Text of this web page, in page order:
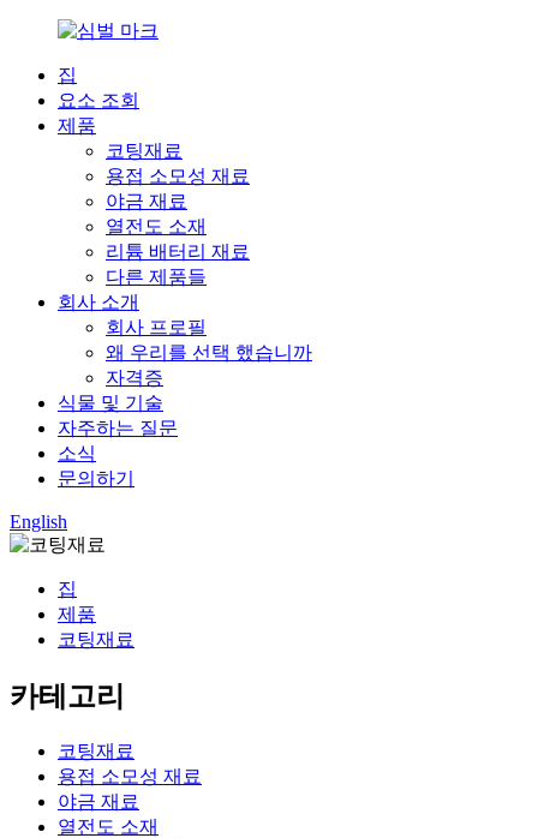
집
요소 조회
제품
코팅재료
용접 소모성 재료
야금 재료
열전도 소재
리튬 배터리 재료
다른 제품들
회사 소개
회사 프로필
왜 우리를 선택 했습니까
자격증
식물 및 기술
자주하는 질문
소식
문의하기
English
집
제품
코팅재료
카테고리
코팅재료
용접 소모성 재료
야금 재료
열전도 소재